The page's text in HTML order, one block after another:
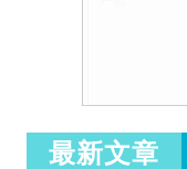
最新文章